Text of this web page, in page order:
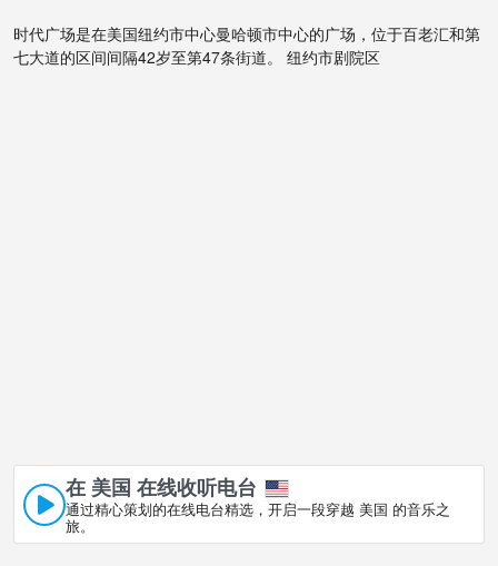
时代广场是在美国纽约市中心曼哈顿市中心的广场，位于百老汇和第
七大道的区间间隔42岁至第47条街道。 纽约市剧院区
在 美国 在线收听电台
通过精心策划的在线电台精选，开启一段穿越 美国 的音乐之
旅。